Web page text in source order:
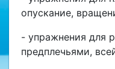
опускание,
- упражнения для
предплечьями,